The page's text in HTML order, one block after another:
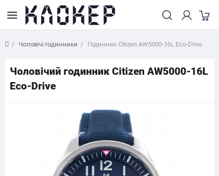
Чоловічі годинники Годинник Citizen AW5000-16L Eco-Drive
Чоловічий годинник Citizen AW5000-16L
Eco-Drive